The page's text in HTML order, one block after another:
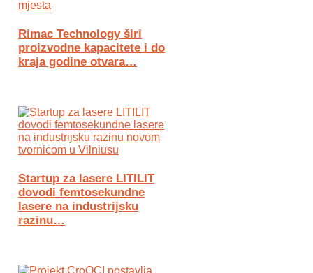
Rimac Technology širi
proizvodne kapacitete i do
kraja godine otvara…
Startup za lasere LITILIT
dovodi femtosekundne
lasere na industrijsku
razinu…